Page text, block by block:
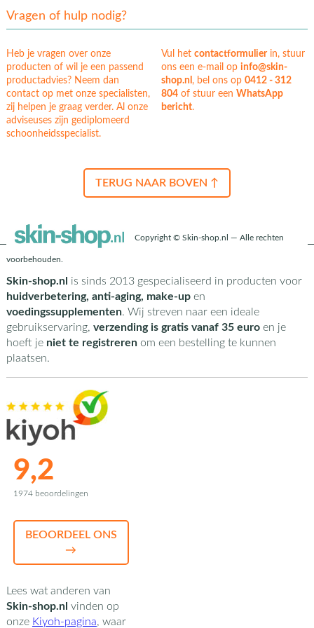
Vragen of hulp nodig?
Heb je vragen over onze
producten of wil je een passend
productadvies? Neem dan
contact op met onze specialisten,
zij helpen je graag verder. Al onze
adviseuses zijn gediplomeerd
schoonheidsspecialist.
Vul hetcontactformulierin, stuur
ons een e-mail op info@skin-
shop.nl, bel ons op0412 - 312
804 of stuur eenWhatsApp
bericht.
TERUG NAAR BOVEN ↑
Copyright © Skin-shop.nl — Alle rechten
voorbehouden.
Skin-shop.nl is sinds 2013 gespecialiseerd in producten voor
huidverbetering, anti-aging, make-upen
voedingssupplementen. Wij streven naar een ideale
gebruikservaring, verzending is gratis vanaf 35 euroen je
hoeft je niet te registrerenom een bestelling te kunnen
plaatsen.
9,2
1974 beoordelingen
BEOORDEEL ONS
→
Lees wat anderen van
Skin-shop.nl vinden op
onze Kiyoh-pagina, waar